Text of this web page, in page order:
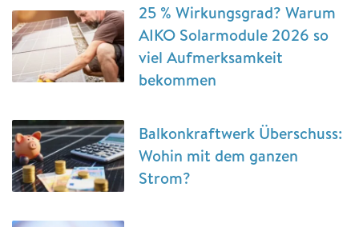
25 % Wirkungsgrad? Warum
AIKO Solarmodule 2026 so
viel Aufmerksamkeit
bekommen
Balkonkraftwerk Überschuss:
Wohin mit dem ganzen
Strom?